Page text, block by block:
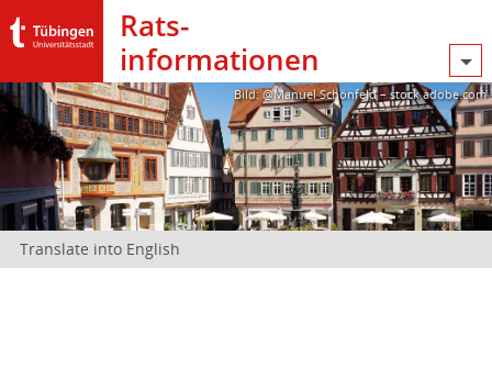
Rats­
informationen
Bild: @Manuel Schönfeld – stock.adobe.com
Translate into English